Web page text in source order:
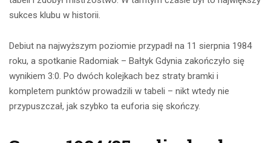
sukces klubu w historii.
Debiut na najwyższym poziomie przypadł na 11 sierpnia 1984
roku, a spotkanie Radomiak – Bałtyk Gdynia zakończyło się
wynikiem 3:0. Po dwóch kolejkach bez straty bramki i
kompletem punktów prowadzili w tabeli – nikt wtedy nie
przypuszczał, jak szybko ta euforia się skończy.